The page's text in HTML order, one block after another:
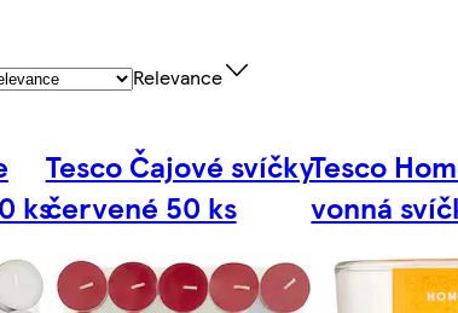
Relevance
ks
Tesco Čajové svíčky
červené 50 ks
Tesco
vonná